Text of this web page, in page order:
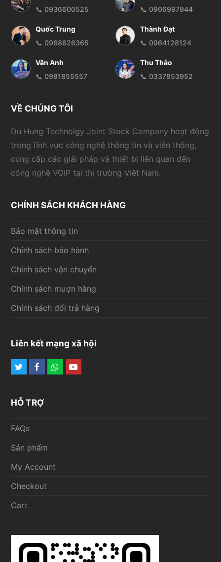
📞 0936600525
📞 0906997944
Quốc Trung
📞 0968626365
Thành Đạt
📞 0964128124
Vân Anh
📞 0981855557
Thu Thảo
📞 0337853952
VỀ CHÚNG TÔI
Du Hung Technolgy Joint Stock Company hoạt động
trong lĩnh vực công nghệ thông tin và viễn thông,
cung cấp các giải pháp và thiết bị liên quan đến
công nghệ VOIP tại thị trường Việt Nam.
CHÍNH SÁCH KHÁCH HÀNG
Bảo mật thông tin
Chính sách bảo hành
Chính sách vận chuyển
Chính sách mượn hàng
Chính sách đổi trả hàng
Liên kết mạng xã hội
TwitterFacebook
Whatsapp
Youtube
HỖ TRỢ
FAQs
Sản phẩm
My Account
Checkout
Cart